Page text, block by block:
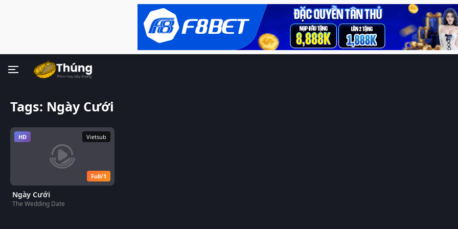
Tags: Ngày Cưới
HD Vietsub
Full/1
Ngày Cưới
The Wedding Date